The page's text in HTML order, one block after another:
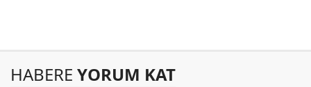
HABERE YORUM KAT